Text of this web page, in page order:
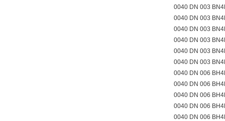
0040 DN 003
0040 DN 003
0040 DN 003
0040 DN 003
0040 DN 003
0040 DN 003
0040 DN 006
0040 DN 006
0040 DN 006
0040 DN 006
0040 DN 006